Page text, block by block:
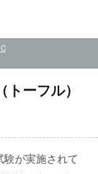
ーフル）
が実施されて